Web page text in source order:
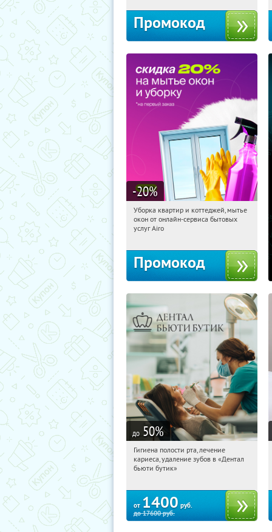
Промокод
-20%
22:54:51 Получили:256
Москва, улица Золоторожский Вал,
Уборка квартир и коттеджей, мытье
окон от онлайн-сервиса бытовых
услуг Airo
Промокод
до 50%
22:54:51
Купи первым!
Третьяковская
Гигиена полости рта, лечение
кариеса, удаление зубов в «Дентал
бьюти бутик»
от 1400 руб.
до17600руб.